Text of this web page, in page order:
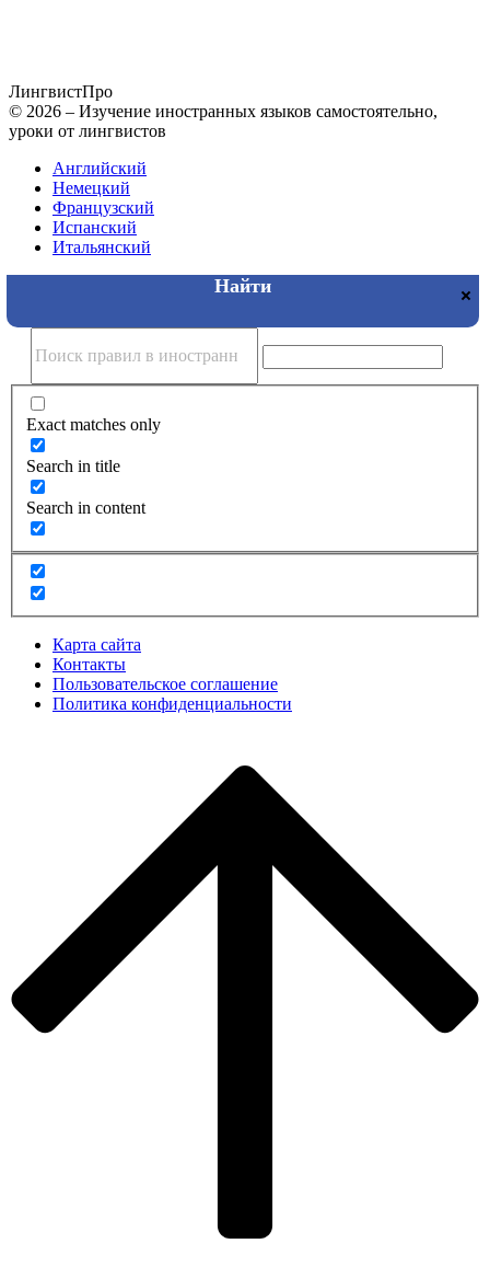
ЛингвистПро
© 2026 – Изучение иностранных языков самостоятельно,
уроки от лингвистов
Английский
Немецкий
Французский
Испанский
Итальянский
Exact matches only
Search in title
Search in content
Карта сайта
Контакты
Пользовательское соглашение
Политика конфиденциальности